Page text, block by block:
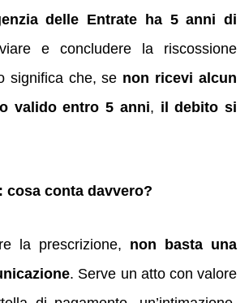
delle Entrate ha 5 anni di
e concludere la riscossione
significa che, se non ricevi alcun
valido entro 5 anni, il debito si
conta davvero?
la prescrizione, non basta una
. Serve un atto con valore